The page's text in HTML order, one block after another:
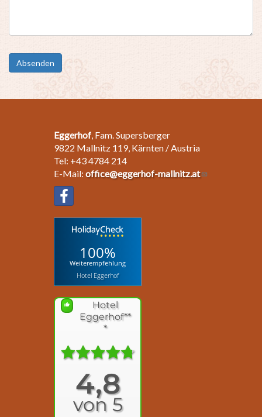
Absenden
Eggerhof, Fam. Supersberger
9822 Mallnitz 119, Kärnten / Austria
Tel: +43 4784 214
E-Mail: office@eggerhof-mallnitz.at
100%
Weiterempfehlung
Hotel Eggerhof
Hotel
Eggerhof**
*
4,8
von 5